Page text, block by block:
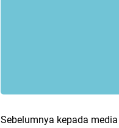
Sebelumnya kepada